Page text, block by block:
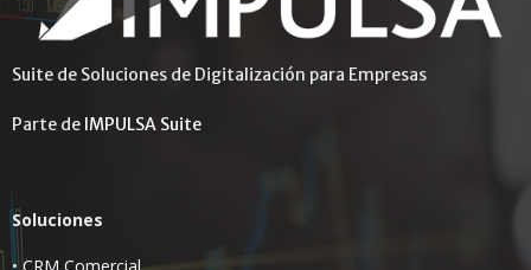
Suite de Soluciones de Digitalización para Empresas
Parte de IMPULSA Suite
Soluciones